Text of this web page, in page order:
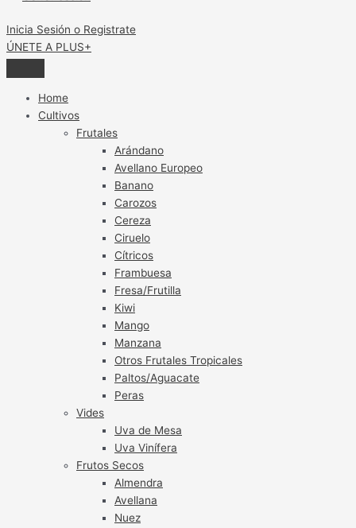
Inicia Sesión o Registrate
ÚNETE A PLUS+
Home
Cultivos
Frutales
Arándano
Avellano Europeo
Banano
Carozos
Cereza
Ciruelo
Cítricos
Frambuesa
Fresa/Frutilla
Kiwi
Mango
Manzana
Otros Frutales Tropicales
Paltos/Aguacate
Peras
Vides
Uva de Mesa
Uva Vinífera
Frutos Secos
Almendra
Avellana
Nuez